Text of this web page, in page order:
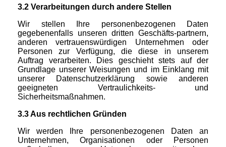
3.2 Verarbeitungen durch andere Stellen
Wir stellen Ihre personenbezogenen Daten
gegebenenfalls unseren dritten Geschäfts-partnern,
anderen vertrauenswürdigen Unternehmen oder
Personen zur Verfügung, die diese in unserem
Auftrag verarbeiten. Dies geschieht stets auf der
Grundlage unserer Weisungen und im Einklang mit
unserer Datenschutzerklärung sowie anderen
geeigneten Vertraulichkeits- und
Sicherheitsmaßnahmen.
3.3 Aus rechtlichen Gründen
Wir werden Ihre personenbezogenen Daten an
Unternehmen, Organisationen oder Personen